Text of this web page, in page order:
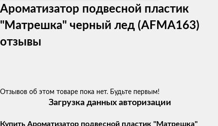
Ароматизатор подвесной пластик
"Матрешка" черный лед (AFMA163)
отзывы
Отзывов об этом товаре пока нет. Будьте первым!
Загрузка данных авторизации
Купить Ароматизатор подвесной пластик "Матрешка"